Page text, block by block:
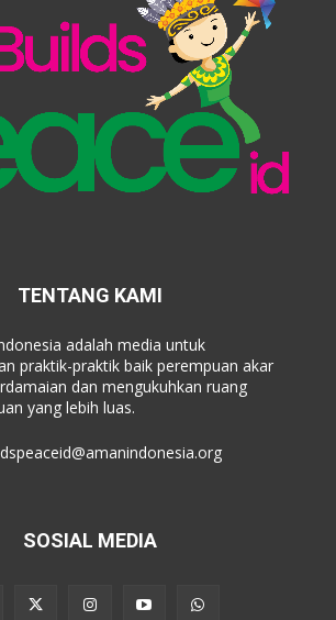
TENTANG KAMI
adalah media untuk
praktik-praktik baik perempuan akar
dan mengukuhkan ruang
yang lebih luas.
SOSIAL MEDIA